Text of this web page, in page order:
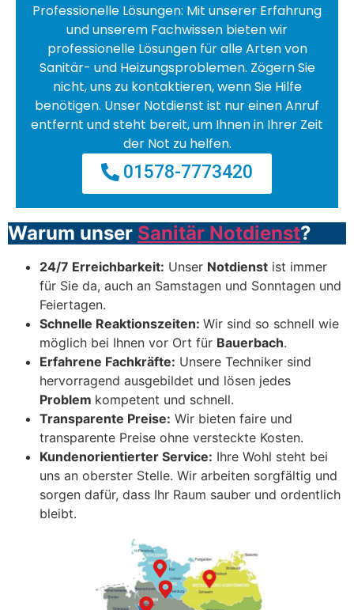
Professionelle Lösungen: Mit unserer Erfahrung
und unserem Fachwissen bieten wir
professionelle Lösungen für alle Arten von
Sanitär- und Heizungsproblemen. Zögern Sie
nicht, uns zu kontaktieren, wenn Sie Hilfe
benötigen. Unser Notdienst ist nur einen Anruf
entfernt und steht bereit, um Ihnen in Ihrer Zeit
der Not zu helfen.
01578-7773420
Warum unser Sanitär Notdienst?
24/7 Erreichbarkeit: Unser Notdienst ist immer
für Sie da, auch an Samstagen und Sonntagen und
Feiertagen.
Schnelle Reaktionszeiten: Wir sind so schnell wie
möglich bei Ihnen vor Ort für Bauerbach.
Erfahrene Fachkräfte: Unsere Techniker sind
hervorragend ausgebildet und lösen jedes
Problem kompetent und schnell.
Transparente Preise: Wir bieten faire und
transparente Preise ohne versteckte Kosten.
Kundenorientierter Service: Ihre Wohl steht bei
uns an oberster Stelle. Wir arbeiten sorgfältig und
sorgen dafür, dass Ihr Raum sauber und ordentlich
bleibt.